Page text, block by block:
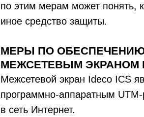
по этим мерам может понять,
иное средство защиты.
МЕРЫ ПО
МЕЖСЕТЕВЫМ ЭКРАНОМ
Межсетевой экран Ideco ICS
программно-аппаратным
в сеть Интернет.